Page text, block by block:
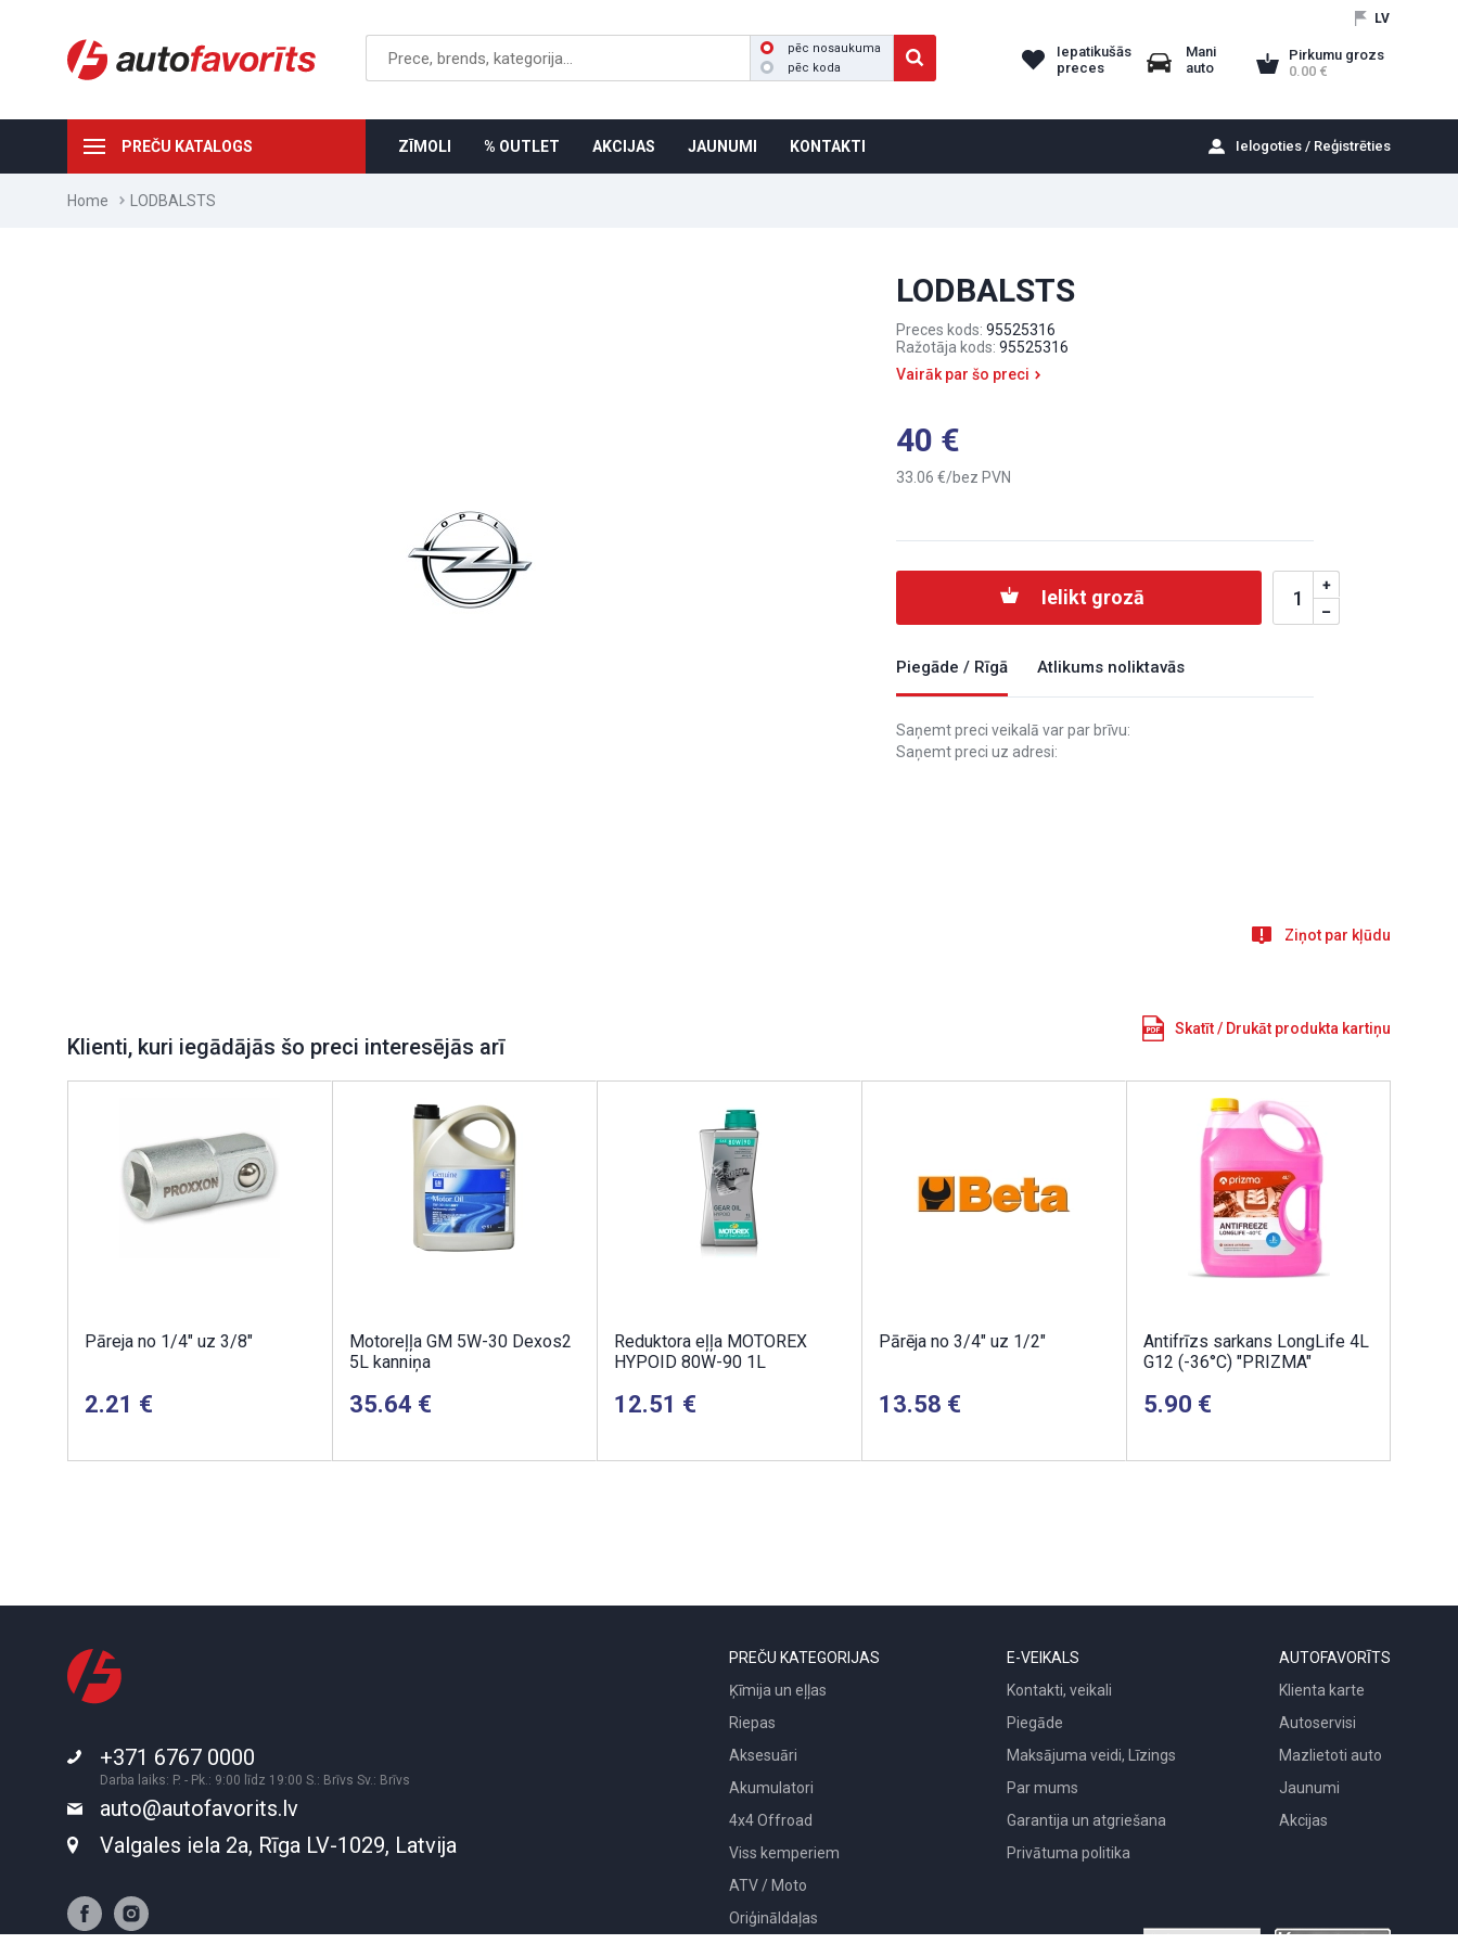
LV
Iepatikušās
preces
Mani
auto
Pirkumu grozs
0.00
pēc nosaukuma
pēc koda
Ielogoties / Reģistrēties
PREČU KATALOGS ZĪMOLI % OUTLET AKCIJAS JAUNUMI KONTAKTI
Home LODBALSTS
LODBALSTS
Preces kods: 95525316
Ražotāja kods: 95525316
Vairāk par šo preci
40
33.06 bez PVN
Ielikt grozā
Piegāde / Rīgā Atlikums noliktavās
Saņemt preci veikalā var par brīvu:
Saņemt preci uz adresi:
Ziņot par kļūdu
Skatīt / Drukāt produkta kartiņu
Klienti, kuri iegādājās šo preci interesējās arī
Pāreja no 1/4" uz 3/8"
2.21
Motoreļļa GM 5W-30 Dexos2
5L kanniņa
35.64
Reduktora eļļa MOTOREX
HYPOID 80W-90 1L
12.51
Pārēja no 3/4" uz 1/2"
13.58
Antifrīzs sarkans LongLife 4L
G12 (-36°C) "PRIZMA"
5.90
+371 6767 0000
Darba laiks: P. - Pk.: 9:00 līdz 19:00 S.: Brīvs Sv.: Brīvs
auto@autofavorits.lv
Valgales iela 2a, Rīga LV-1029, Latvija
PREČU KATEGORIJAS
Ķīmija un eļļas
Riepas
Aksesuāri
Akumulatori
4x4 Offroad
Viss kemperiem
ATV / Moto
Oriģināldaļas
E-VEIKALS
Kontakti, veikali
Piegāde
Maksājuma veidi, Līzings
Par mums
Garantija un atgriešana
Privātuma politika
AUTOFAVORĪTS
Klienta karte
Autoservisi
Mazlietoti auto
Jaunumi
Akcijas